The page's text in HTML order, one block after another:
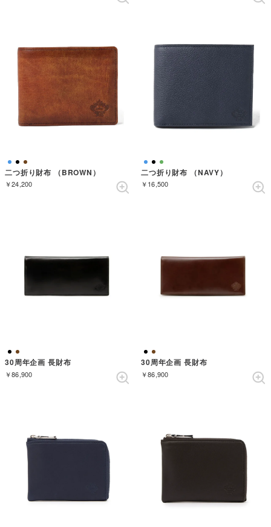
二つ折り財布 （BROWN）
￥24,200
二つ折り財布 （NAVY）
￥16,500
30周年企画 長財布
￥86,900
30周年企画 長財布
￥86,900